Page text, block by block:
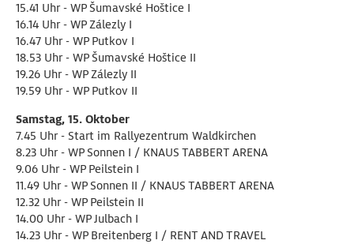
15.41 Uhr - WP Šumavské Hoštice I
16.14 Uhr - WP Zálezly I
16.47 Uhr - WP Putkov I
18.53 Uhr - WP Šumavské Hoštice II
19.26 Uhr - WP Zálezly II
19.59 Uhr - WP Putkov II
Samstag, 15. Oktober
7.45 Uhr - Start im Rallyezentrum Waldkirchen
8.23 Uhr - WP Sonnen I / KNAUS TABBERT ARENA
9.06 Uhr - WP Peilstein I
11.49 Uhr - WP Sonnen II / KNAUS TABBERT ARENA
12.32 Uhr - WP Peilstein II
14.00 Uhr - WP Julbach I
14.23 Uhr - WP Breitenberg I / RENT AND TRAVEL